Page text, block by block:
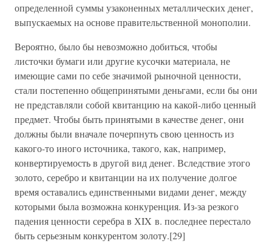
определенной суммы узаконенных металлических денег,
выпускаемых на основе правительственной монополии.
Вероятно, было бы невозможно добиться, чтобы
листочки бумаги или другие кусочки материала, не
имеющие сами по себе значимой рыночной ценности,
стали постепенно общепринятыми деньгами, если бы они
не представляли собой квитанцию на какой-либо ценный
предмет. Чтобы быть принятыми в качестве денег, они
должны были вначале почерпнуть свою ценность из
какого-то иного источника, такого, как, например,
конвертируемость в другой вид денег. Вследствие этого
золото, серебро и квитанции на их получение долгое
время оставались единственными видами денег, между
которыми была возможна конкуренция. Из-за резкого
падения ценности серебра в ХIX в. последнее перестало
быть серьезным конкурентом золоту.[29]